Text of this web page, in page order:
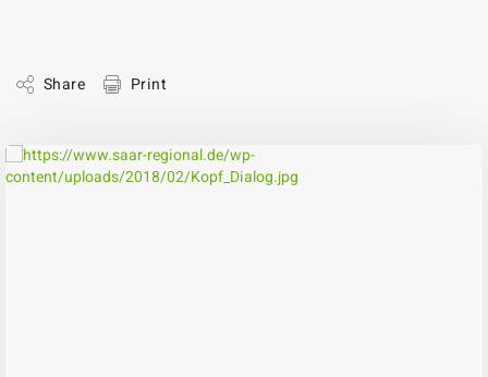
Share Print